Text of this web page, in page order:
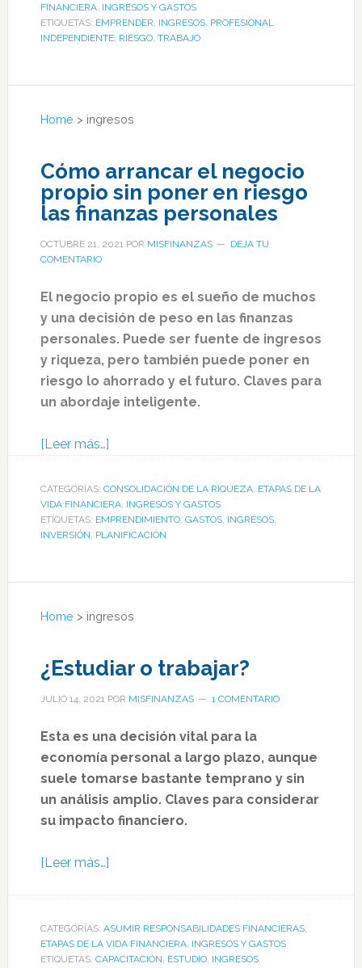
FINANCIERA, INGRESOS Y GASTOS
ETIQUETAS: EMPRENDER, INGRESOS, PROFESIONAL
INDEPENDIENTE, RIESGO, TRABAJO
Home > ingresos
Cómo arrancar el negocio
propio sin poner en riesgo
las finanzas personales
OCTUBRE 21, 2021POR MISFINANZAS
DEJA TU
COMENTARIO
El negocio propio es el sueño de muchos
y una decisión de peso en las finanzas
personales. Puede ser fuente de ingresos
y riqueza, pero también puede poner en
riesgo lo ahorrado y el futuro. Claves para
un abordaje inteligente.
[Leer más…]
CATEGORÍAS: CONSOLIDACIÓN DE LA RIQUEZA, ETAPAS DE LA
VIDA FINANCIERA, INGRESOS Y GASTOS
ETIQUETAS: EMPRENDIMIENTO, GASTOS, INGRESOS,
INVERSIÓN, PLANIFICACIÓN
Home > ingresos
¿Estudiar o trabajar?
JULIO 14, 2021POR MISFINANZAS 1 COMENTARIO
Esta es una decisión vital para la
economía personal a largo plazo, aunque
suele tomarse bastante temprano y sin
un análisis amplio. Claves para considerar
su impacto financiero.
[Leer más…]
CATEGORÍAS: ASUMIR RESPONSABILIDADES FINANCIERAS,
ETAPAS DE LA VIDA FINANCIERA, INGRESOS Y GASTOS
ETIQUETAS: CAPACITACIÓN, ESTUDIO, INGRESOS,